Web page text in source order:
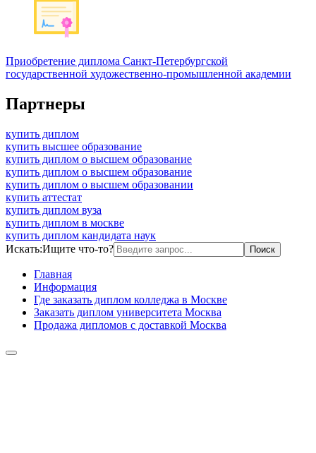
Приобретение диплома Санкт-Петербургской
государственной художественно-промышленной академии
Партнеры
купить диплом
купить высшее образование
купить диплом о высшем образование
купить диплом о высшем образование
купить диплом о высшем образовании
купить аттестат
купить диплом вуза
купить диплом в москве
купить диплом кандидата наук
Искать:Ищите что-то?
Главная
Информация
Где заказать диплом колледжа в Москве
Заказать диплом университета Москва
Продажа дипломов с доставкой Москва